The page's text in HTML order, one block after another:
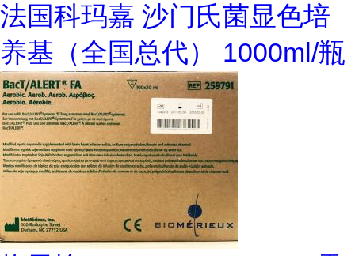
法国科玛嘉 沙门氏菌显色培
养基（全国总代） 1000ml/瓶